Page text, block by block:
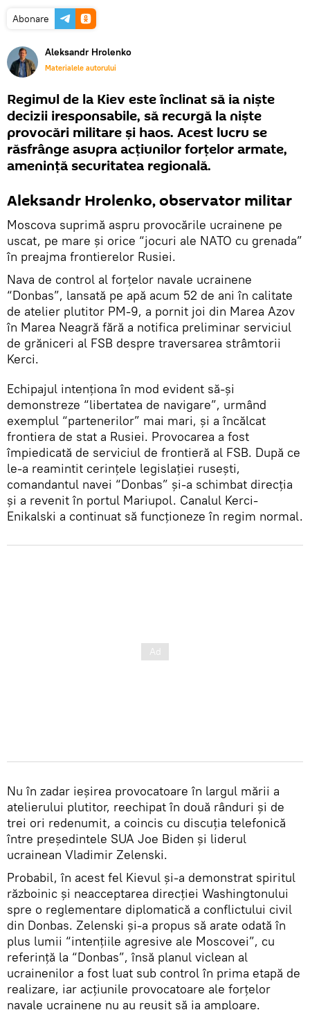
Abonare
Aleksandr Hrolenko
Materialele autorului
Regimul de la Kiev este înclinat să ia niște
decizii iresponsabile, să recurgă la niște
provocări militare și haos. Acest lucru se
răsfrânge asupra acțiunilor forțelor armate,
amenință securitatea regională.
Aleksandr Hrolenko, observator militar
Moscova suprimă aspru provocările ucrainene pe
uscat, pe mare și orice “jocuri ale NATO cu grenada”
în preajma frontierelor Rusiei.
Nava de control al forțelor navale ucrainene
“Donbas”, lansată pe apă acum 52 de ani în calitate
de atelier plutitor PM-9, a pornit joi din Marea Azov
în Marea Neagră fără a notifica preliminar serviciul
de grăniceri al FSB despre traversarea strâmtorii
Kerci.
Echipajul intenționa în mod evident să-și
demonstreze “libertatea de navigare”, urmând
exemplul “partenerilor” mai mari, și a încălcat
frontiera de stat a Rusiei. Provocarea a fost
împiedicată de serviciul de frontieră al FSB. După ce
le-a reamintit cerințele legislației rusești,
comandantul navei “Donbas” și-a schimbat direcția
și a revenit în portul Mariupol. Canalul Kerci-
Enikalski a continuat să funcționeze în regim normal.
Nu în zadar ieșirea provocatoare în largul mării a
atelierului plutitor, reechipat în două rânduri și de
trei ori redenumit, a coincis cu discuția telefonică
între președintele SUA Joe Biden și liderul
ucrainean Vladimir Zelenski.
Probabil, în acest fel Kievul și-a demonstrat spiritul
războinic și neacceptarea direcției Washingtonului
spre o reglementare diplomatică a conflictului civil
din Donbas. Zelenski și-a propus să arate odată în
plus lumii “intențiile agresive ale Moscovei”, cu
referință la “Donbas”, însă planul viclean al
ucrainenilor a fost luat sub control în prima etapă de
realizare, iar acțiunile provocatoare ale forțelor
navale ucrainene nu au reușit să ia amploare.